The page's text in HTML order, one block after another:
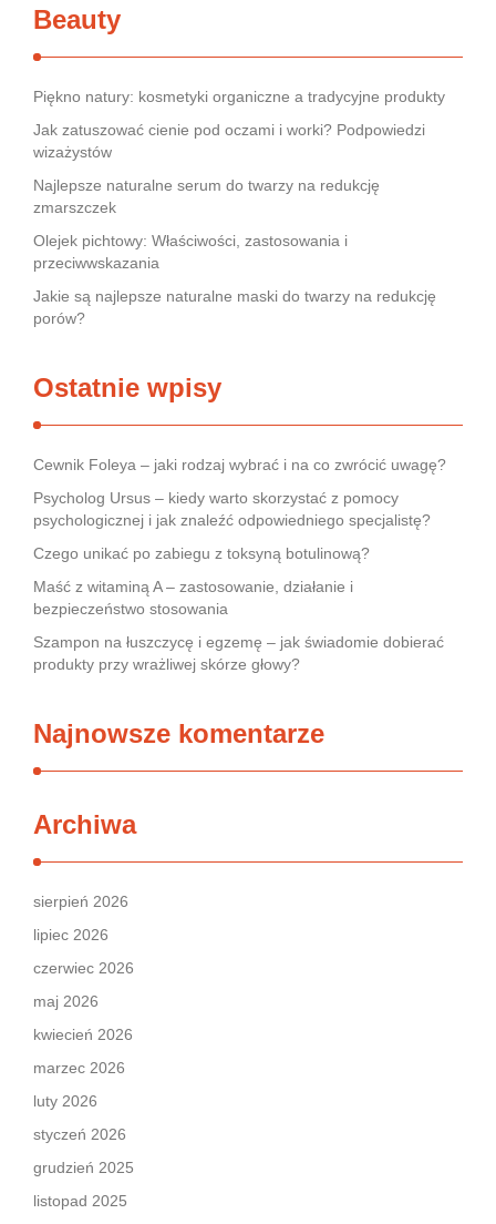
Beauty
Piękno natury: kosmetyki organiczne a tradycyjne produkty
Jak zatuszować cienie pod oczami i worki? Podpowiedzi
wizażystów
Najlepsze naturalne serum do twarzy na redukcję
zmarszczek
Olejek pichtowy: Właściwości, zastosowania i
przeciwwskazania
Jakie są najlepsze naturalne maski do twarzy na redukcję
porów?
Ostatnie wpisy
Cewnik Foleya – jaki rodzaj wybrać i na co zwrócić uwagę?
Psycholog Ursus – kiedy warto skorzystać z pomocy
psychologicznej i jak znaleźć odpowiedniego specjalistę?
Czego unikać po zabiegu z toksyną botulinową?
Maść z witaminą A – zastosowanie, działanie i
bezpieczeństwo stosowania
Szampon na łuszczycę i egzemę – jak świadomie dobierać
produkty przy wrażliwej skórze głowy?
Najnowsze komentarze
Archiwa
sierpień 2026
lipiec 2026
czerwiec 2026
maj 2026
kwiecień 2026
marzec 2026
luty 2026
styczeń 2026
grudzień 2025
listopad 2025